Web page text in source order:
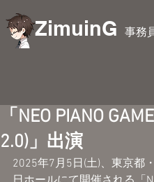
ZimuinG 事務
「NEO PIANO
2.0)」出演
2025年7月5日(土)、東京都